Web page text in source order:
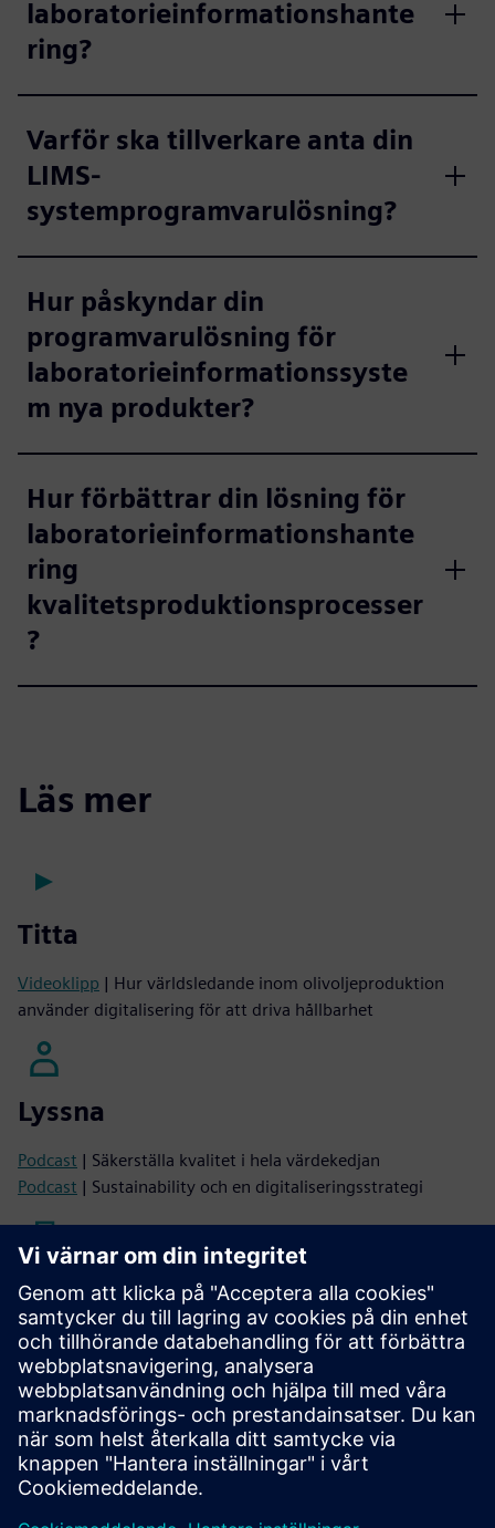
laboratorieinformationshante
ring?
Varför ska tillverkare anta din
LIMS-
systemprogramvarulösning?
Hur påskyndar din
programvarulösning för
laboratorieinformationssyste
m nya produkter?
Hur förbättrar din lösning för
laboratorieinformationshante
ring
kvalitetsproduktionsprocesser
?
Läs mer
Titta
Videoklipp | Hur världsledande inom olivoljeproduktion
använder digitalisering för att driva hållbarhet
Lyssna
Podcast | Säkerställa kvalitet i hela värdekedjan
Podcast | Sustainability och en digitaliseringsstrategi
Läsa
Fallstudie| Använda digitalisering för att förbättra
hållbarheten genom att minska förbrukningen av papper,
bläck och energi
Blogg| Låsa upp digital transformation i CPG: Styr
framtiden för innovativa personliga produkter